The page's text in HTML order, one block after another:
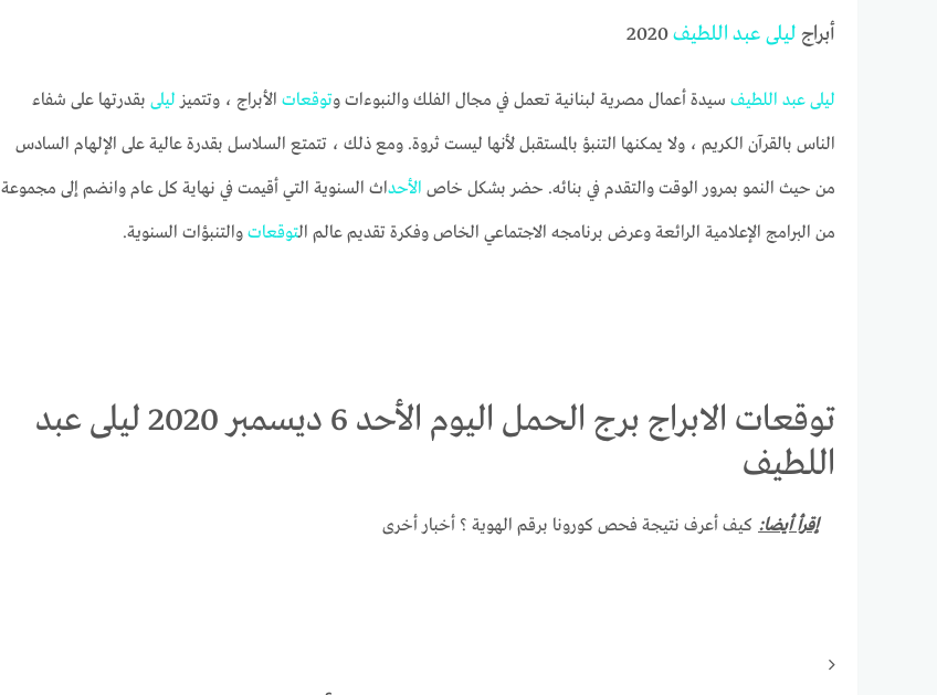
أبراج ليلى عبد اللطيف
ليلى عبد اللطيف سيدة أعمال مصرية لبنانية تعمل في مجال الفلك والنبوءات وتوقعات الأبراج ، وتتميز ليلى بقدرتها على شفاء
الناس بالقرآن الكريم ، ولا يمكنها التنبؤ بالمستقبل لأنها ليست ثروة. ومع ذلك ، تتمتع السلاسل بقدرة عالية على الإلهام السادس
من حيث النمو بمرور الوقت والتقدم في بنائه. حضر بشكل خاص الأحداث السنوية التي أقيمت في نهاية كل عام وانضم إلى مجموعة
من البرامج الإعلامية الرائعة وعرض برنامجه الاجتماعي الخاص وفكرة تقديم عالم التوقعات والتنبؤات السنوية.
توقعات الابراج برج الحمل اليوم الأحد 6 ديسمبر 2020 ليلى عبد
اللطيف
إقرأ أيضا: كيف أعرف نتيجة فحص كورونا برقم الهوية ؟ أخبار أخرى